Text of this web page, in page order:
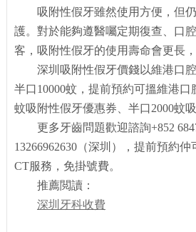
吸附性假牙雖然使用方便，但
護。對於能夠遵醫囑定期復查、口
客，吸附性假牙的使用壽命會更長
深圳吸附性假牙價錢以維港口腔
半口10000蚊，提前預約可搵維港口
蚊吸附性假牙優惠券、半口2000蚊
更多牙齒問題歡迎諮詢+852
13266962630（深圳），提前預約
CT服務，免掛號費。
推薦閲讀：
深圳牙科收費